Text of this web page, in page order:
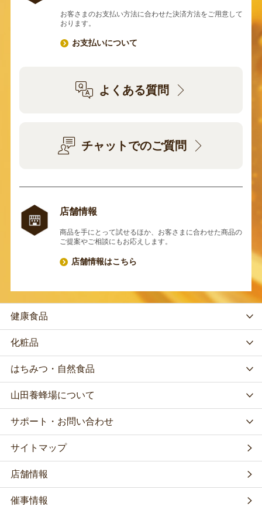
お客さまのお支払い方法に合わせた決済方法をご用意して
おります。
お支払いについて
よくある質問
チャットでのご質問
店舗情報
商品を手にとって試せるほか、お客さまに合わせた商品の
ご提案やご相談にもお応えします。
店舗情報はこちら
健康食品
化粧品
はちみつ・自然食品
山田養蜂場について
サポート・お問い合わせ
サイトマップ
店舗情報
催事情報